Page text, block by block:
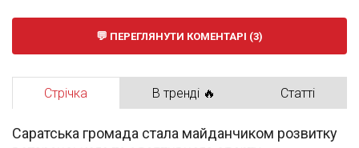
ПЕРЕГЛЯНУТИ КОМЕНТАРІ (3)
Стрічка В тренді 🔥 Статті
Саратська громада стала майданчиком розвитку